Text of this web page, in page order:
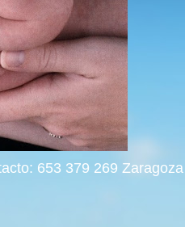
653 379 269 Zaragoza